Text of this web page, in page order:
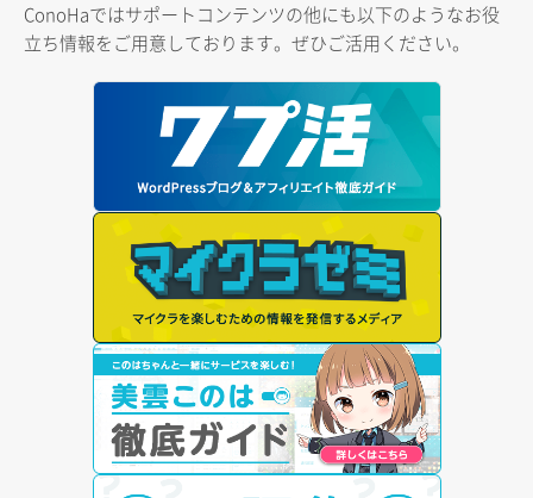
ConoHaではサポートコンテンツの他にも以下のようなお役
立ち情報をご用意しております。ぜひご活用ください。